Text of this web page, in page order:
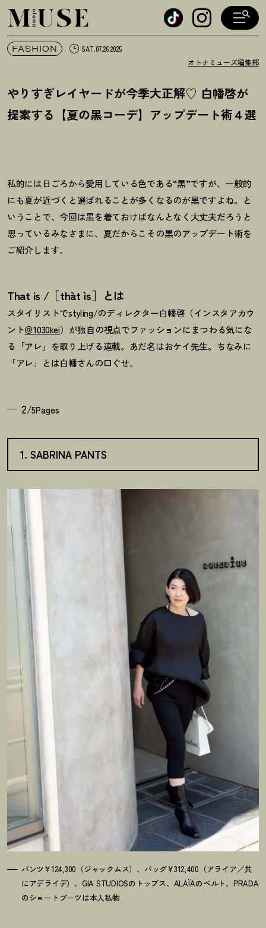
オトナミューズ ウェブ
FASHION SAT.07.26 2025
オトナミューズ編集部
やりすぎレイヤードが今季大正解♡ 白幡啓が
提案する【夏の黒コーデ】アップデート術４選
私的には日ごろから愛用している色である“黒”ですが、一般的
にも夏が近づくと選ばれることが多くなるのが黒ですよね。と
いうことで、今回は黒を着ておけばなんとなく大丈夫だろうと
思っているみなさまに、夏だからこその黒のアップデート術を
ご紹介します。
That is / ［thàt ìs］ とは
スタイリストでstyling/のディレクター白幡啓（インスタアカウ
ント＠1030kei）が独自の視点でファッションにまつわる気にな
る「アレ」を取り上げる連載。あだ名はおケイ先生。ちなみに
「アレ」とは白幡さんの口ぐせ。
2/5Pages
1. SABRINA PANTS
パンツ¥124,300（ジャックムス）、バッグ¥312,400（アライア／共
にアデライデ）、GIA STUDIOSのトップス、ALAÏAのベルト、PRADA
のショートブーツは本人私物